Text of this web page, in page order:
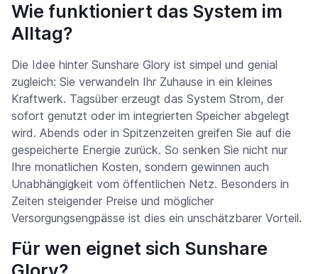
Wie funktioniert das System im
Alltag?
Die Idee hinter Sunshare Glory ist simpel und genial
zugleich: Sie verwandeln Ihr Zuhause in ein kleines
Kraftwerk. Tagsüber erzeugt das System Strom, der
sofort genutzt oder im integrierten Speicher abgelegt
wird. Abends oder in Spitzenzeiten greifen Sie auf die
gespeicherte Energie zurück. So senken Sie nicht nur
Ihre monatlichen Kosten, sondern gewinnen auch
Unabhängigkeit vom öffentlichen Netz. Besonders in
Zeiten steigender Preise und möglicher
Versorgungsengpässe ist dies ein unschätzbarer Vorteil.
Für wen eignet sich Sunshare